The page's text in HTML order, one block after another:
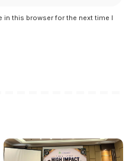
in this browser for the next time I